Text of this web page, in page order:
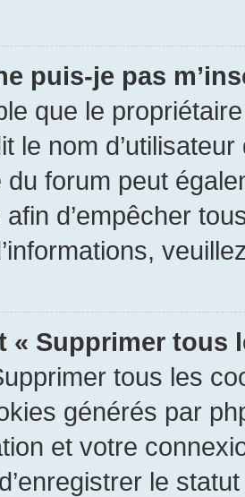
puis-je pas
que le
le nom
du forum peut
d’empêcher
« Supprimer tous
tous les
générés par
et votre
le